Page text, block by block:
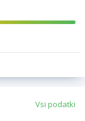
Vsi podatki